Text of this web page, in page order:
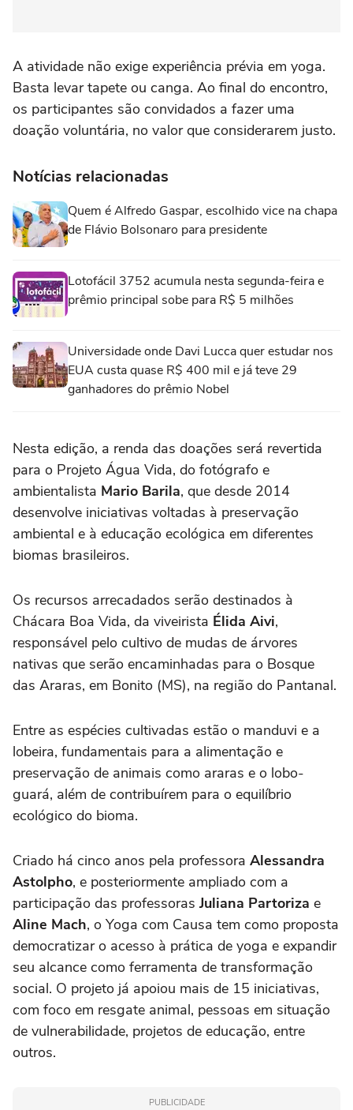
A atividade não exige experiência prévia em yoga.
Basta levar tapete ou canga. Ao final do encontro,
os participantes são convidados a fazer uma
doação voluntária, no valor que considerarem justo.
Notícias relacionadas
Quem é Alfredo Gaspar, escolhido vice na chapa
de Flávio Bolsonaro para presidente
Lotofácil 3752 acumula nesta segunda-feira e
prêmio principal sobe para R$ 5 milhões
Universidade onde Davi Lucca quer estudar nos
EUA custa quase R$ 400 mil e já teve 29
ganhadores do prêmio Nobel
Nesta edição, a renda das doações será revertida
para o Projeto Água Vida, do fotógrafo e
ambientalista Mario Barila, que desde 2014
desenvolve iniciativas voltadas à preservação
ambiental e à educação ecológica em diferentes
biomas brasileiros.
Os recursos arrecadados serão destinados à
Chácara Boa Vida, da viveirista Élida Aivi,
responsável pelo cultivo de mudas de árvores
nativas que serão encaminhadas para o Bosque
das Araras, em Bonito (MS), na região do Pantanal.
Entre as espécies cultivadas estão o manduvi e a
lobeira, fundamentais para a alimentação e
preservação de animais como araras e o lobo-
guará, além de contribuírem para o equilíbrio
ecológico do bioma.
Criado há cinco anos pela professora Alessandra
Astolpho, e posteriormente ampliado com a
participação das professoras Juliana Partoriza e
Aline Mach, o Yoga com Causa tem como proposta
democratizar o acesso à prática de yoga e expandir
seu alcance como ferramenta de transformação
social. O projeto já apoiou mais de 15 iniciativas,
com foco em resgate animal, pessoas em situação
de vulnerabilidade, projetos de educação, entre
outros.
PUBLICIDADE